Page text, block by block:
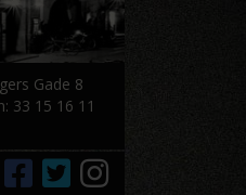
Gade 8
33 15 16 11